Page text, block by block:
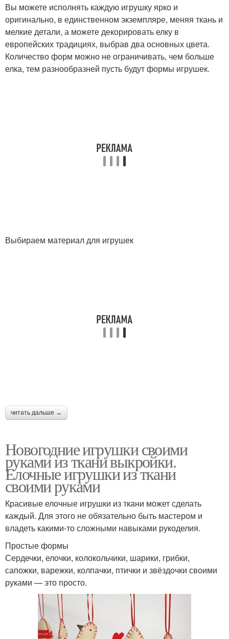
Вы можете исполнять каждую игрушку ярко и
оригинально, в единственном экземпляре, меняя ткань и
мелкие детали, а можете декорировать елку в
европейских традициях, выбрав два основных цвета.
Количество форм можно не ограничивать, чем больше
елка, тем разнообразней пусть будут формы игрушек.
Выбираем материал для игрушек
читать дальше →
Новогодние игрушки своими
руками из ткани выкройки.
Елочные игрушки из ткани
своими руками
Красивые елочные игрушки из ткани может сделать
каждый. Для этого не обязательно быть мастером и
владеть какими-то сложными навыками рукоделия.
Простые формы
Сердечки, елочки, колокольчики, шарики, грибки,
сапожки, варежки, колпачки, птички и звёздочки своими
руками — это просто.